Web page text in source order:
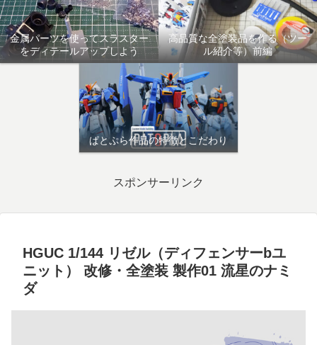
金属パーツを使ってスラスター
をディテールアップしよう
高品質な全塗装品を作る（ツー
ル紹介等）前編
ぱとぷら作品の特徴とこだわり
スポンサーリンク
HGUC 1/144 リゼル（ディフェンサーbユ
ニット） 改修・全塗装 製作01 流星のナミ
ダ